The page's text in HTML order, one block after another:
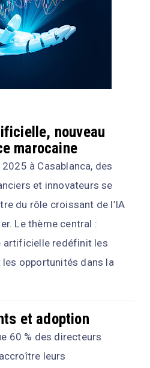
nouveau
marocaine
à Casablanca, des
et innovateurs se
du rôle croissant de l’IA
Le thème central :
artificielle redéfinit les
opportunités dans la
et adoption
60 % des directeurs
leurs